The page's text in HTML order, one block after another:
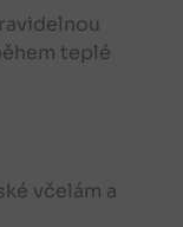
teplé
včelám a